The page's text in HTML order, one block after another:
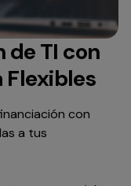
de TI con
Flexibles
con
a tus